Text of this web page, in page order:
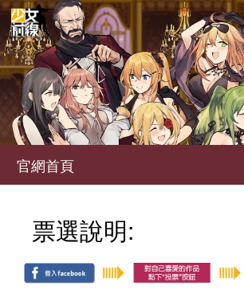
官網首頁
票選說明: